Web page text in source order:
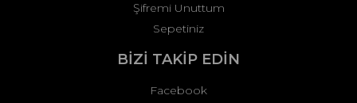
Şifremi Unuttum
Sepetiniz
BİZİ TAKİP EDİN
Facebook